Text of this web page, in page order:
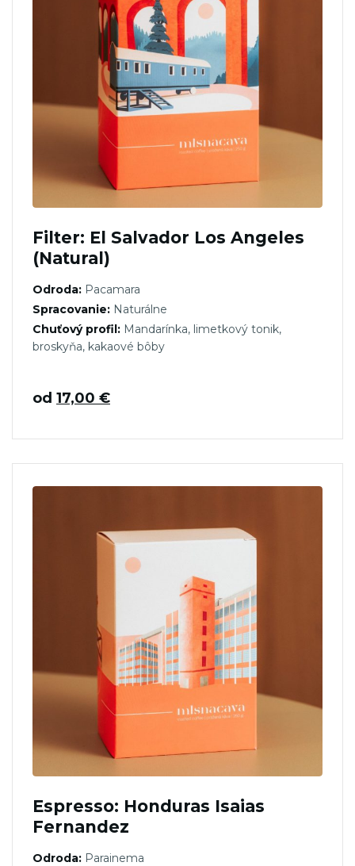
Filter: El Salvador Los Angeles
(Natural)
Odroda: Pacamara
Spracovanie: Naturálne
Chuťový profil: Mandarínka, limetkový tonik,
broskyňa, kakaové bôby
od 17,00 €
Espresso: Honduras Isaias
Fernandez
Odroda: Parainema